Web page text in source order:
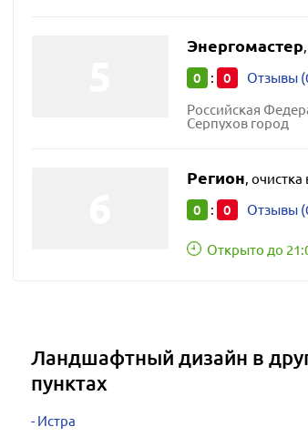
Энергомастер,
0 : 0 Отзывы
Российская
Серпухов город
Регион, очистка
0 : 0 Отзывы
Открыто до
Ландшафтный дизайн в
пунктах
Истра